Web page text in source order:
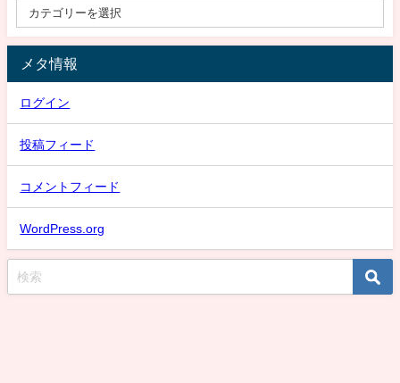
メタ情報
ログイン
投稿フィード
コメントフィード
WordPress.org